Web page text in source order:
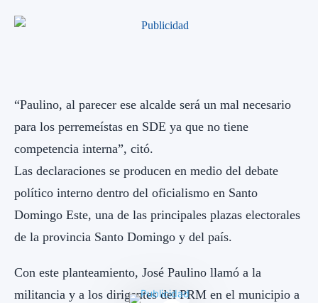
“Paulino, al parecer ese alcalde será un mal necesario
para los perremeístas en SDE ya que no tiene
competencia interna”, citó.
Las declaraciones se producen en medio del debate
político interno dentro del oficialismo en Santo
Domingo Este, una de las principales plazas electorales
de la provincia Santo Domingo y del país.
Con este planteamiento, José Paulino llamó a la
militancia y a los dirigentes del PRM en el municipio a